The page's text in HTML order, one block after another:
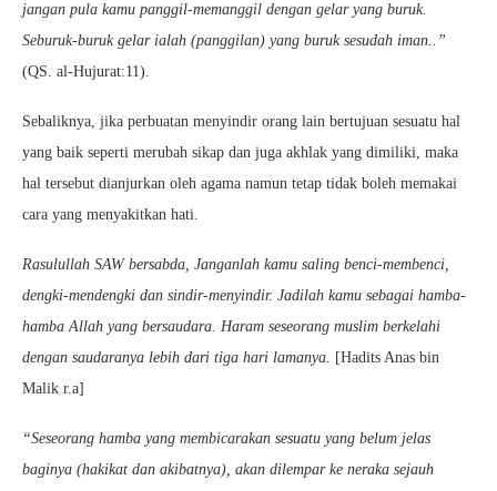
jangan pula kamu panggil-memanggil dengan gelar yang buruk.
Seburuk-buruk gelar ialah (panggilan) yang buruk sesudah iman..”
(QS. al-Hujurat:11).
Sebaliknya, jika perbuatan menyindir orang lain bertujuan sesuatu hal
yang baik seperti merubah sikap dan juga akhlak yang dimiliki, maka
hal tersebut dianjurkan oleh agama namun tetap tidak boleh memakai
cara yang menyakitkan hati.
Rasulullah SAW bersabda, Janganlah kamu saling benci-membenci,
dengki-mendengki dan sindir-menyindir. Jadilah kamu sebagai hamba-
hamba Allah yang bersaudara. Haram seseorang muslim berkelahi
dengan saudaranya lebih dari tiga hari lamanya. [Hadits Anas bin
Malik r.a]
“Seseorang hamba yang membicarakan sesuatu yang belum jelas
baginya (hakikat dan akibatnya), akan dilempar ke neraka sejauh